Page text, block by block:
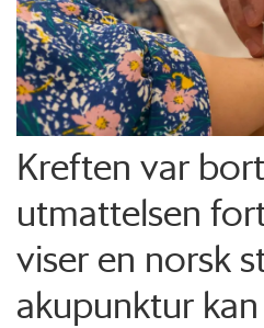
Kreften var
utmattelsen
viser en norsk
akupunktur